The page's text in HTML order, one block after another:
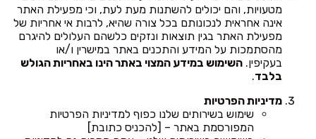
מטעויות, והם יכולים להשתנות מעת לעת, וכי מפעילת האתר
אינה אחראית לנכונותם בכל צורה שהיא, לרבות אי אחריות של
מפעילת האתר בגין תוצאות ונזקים כלשהם העלולים להיגרם
מהסתמכות על המידע והתכנים באתר במישרין ו/או
בעקיפין. השימוש במידע המצוי באתר הינו באחריות הגולש
בלבד.
מדיניות הפרטיות
שימוש בשירותים שלנו כפוף למדיניות הפרטיות
המפורסמת באתר – [להכניס כתובת]